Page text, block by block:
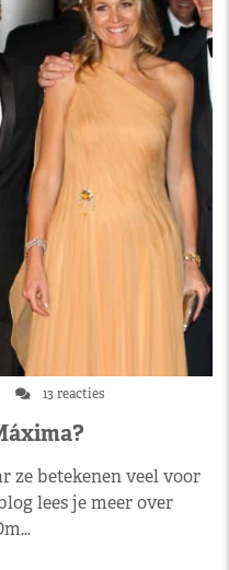
13 reacties
ze betekenen veel voor
lees je meer over